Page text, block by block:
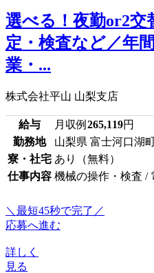
選べる！夜勤or2交
定・検査など／年
業・...
株式会社平山 山梨支店
給与 月収例 265,119円
勤務地
山梨県 富士河口湖
寮・社宅 あり（無料）
仕事内容 機械の操作・検査 /
＼最短45秒で完了／
応募へ進む
詳しく
見る